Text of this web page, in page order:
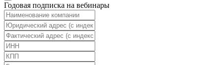
Годовая подписка на вебинары